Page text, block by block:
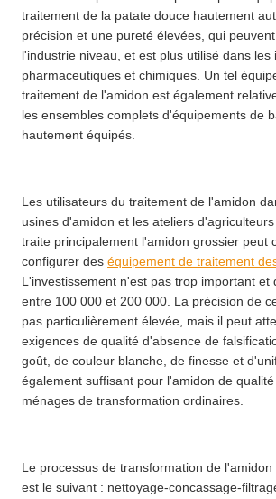
traitement de la patate douce hautement
précision et une pureté élevées, qui
l'industrie niveau, et est plus utilisé dans les
pharmaceutiques et chimiques. Un tel
traitement de l'amidon est également
les ensembles complets d'équipements de
hautement équipés.
Les utilisateurs du traitement de l'amidon
usines d'amidon et les ateliers
traite principalement l'amidon grossier peut
configurer deséquipement de traitement
L'investissement n'est pas trop important et
entre 100 000 et 200 000. La précision de
pas particulièrement élevée, mais il peut
exigences de qualité d'absence de
goût, de couleur blanche, de finesse et
également suffisant pour l'amidon de
ménages de transformation ordinaires.
Le processus de transformation de
est le suivant : nettoyage-concassage-